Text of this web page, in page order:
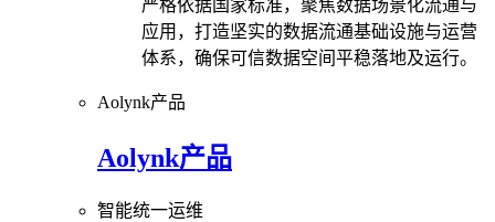
严格依据国家标准，聚焦数据场景化流通与
应用，打造坚实的数据流通基础设施与运营
体系，确保可信数据空间平稳落地及运行。
Aolynk产品
Aolynk产品
智能统一运维